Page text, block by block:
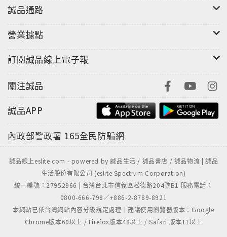
誠品通路
營業據點
訂閱誠品線上電子報
關注誠品
誠品APP
內政部警政署 165全民防騙網
誠品線上eslite.com - powered by 誠品生活 / 誠品書店 / 誠品物流 | 誠品
生活股份有限公司 (eslite Spectrum Corporation)
統一編號：27952966 | 台灣台北市信義區松德路204號B1 服務電話：
0800-666-798／+886-2-8789-8921
本網站已依台灣網站內容分級規定處理｜建議使用瀏覽器版本：Google
Chrome版本60以上 / Firefox版本48以上 / Safari 版本11以上